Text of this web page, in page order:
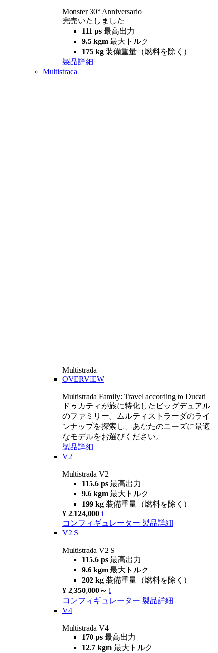
Monster 30° Anniversario
完売いたしました
111 ps 最高出力
9.5 kgm 最大トルク
175 kg 装備重量（燃料を除く）
製品詳細
Multistrada
Multistrada
OVERVIEW
Multistrada Family: Travel according to Ducati
ドゥカティが旅に特化したビッグデュアル
のファミリー。ムルティストラーダのライ
ンナップを探索し、あなたのニーズに最適
なモデルをお選びください。
製品詳細
V2
Multistrada V2
115.6 ps 最高出力
9.6 kgm 最大トルク
199 kg 装備重量（燃料を除く）
¥ 2,124,000 i
コンフィギュレーター 製品詳細
V2 S
Multistrada V2 S
115.6 ps 最高出力
9.6 kgm 最大トルク
202 kg 装備重量（燃料を除く）
¥ 2,350,000～ i
コンフィギュレーター 製品詳細
V4
Multistrada V4
170 ps 最高出力
12.7 kgm 最大トルク